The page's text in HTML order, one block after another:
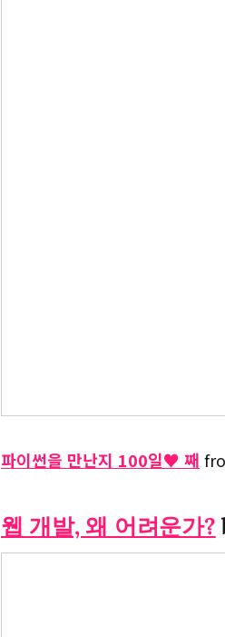
파이썬을 만난지 100일♥ 째
웹 개발, 왜 어려운가?